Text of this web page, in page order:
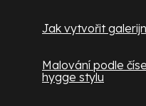
Jak vytvořit
Malování podle
hygge stylu